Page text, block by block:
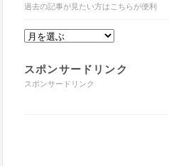
過去の記事が見たい方はこちらが便利
スポンサードリンク
スポンサードリンク